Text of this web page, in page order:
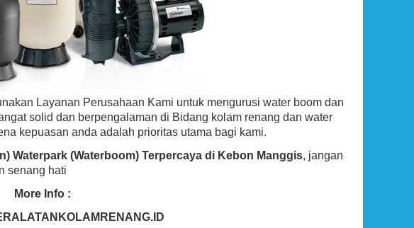
Layanan Perusahaan Kami untuk mengurusi water boom dan
solid dan berpengalaman di Bidang kolam renang dan water
kepuasan anda adalah prioritas utama bagi kami.
Waterpark (Waterboom) Terpercaya di Kebon Manggis, jangan
senang hati
More Info :